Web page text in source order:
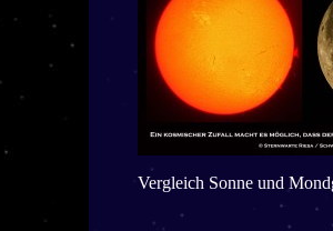
Vergleich Sonne und